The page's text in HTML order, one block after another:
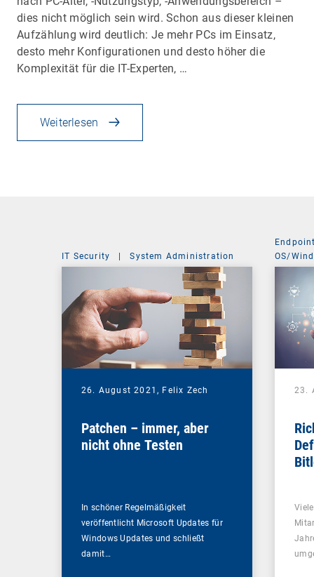
dies nicht möglich sein wird. Schon aus dieser kleinen
Aufzählung wird deutlich: Je mehr PCs im Einsatz,
desto mehr Konfigurationen und desto höher die
Komplexität für die IT-Experten, …
Weiterlesen
IT Security | System Administration
26. August 2021, Felix Zech
Patchen – immer, aber
nicht ohne Testen
In schöner Regelmäßigkeit
veröffentlicht Microsoft Updates für
Windows Updates und schließt
damit…
OS/
23.